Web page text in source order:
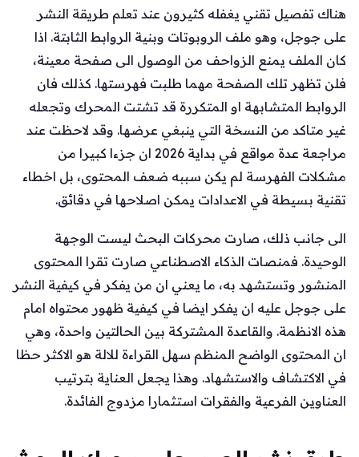
هناك تفصيل تقني يغفله كثيرون عند تعلم طريقة النشر
على جوجل، وهو ملف الروبوتات وبنية الروابط الثابتة. اذا
كان الملف يمنع الزواحف من الوصول الى صفحة معينة،
فلن تظهر تلك الصفحة مهما طلبت فهرستها. كذلك فان
الروابط المتشابهة او المتكررة قد تشتت المحرك وتجعله
غير متاكد من النسخة التي ينبغي عرضها. وقد لاحظت عند
مراجعة عدة مواقع في بداية 2026 ان جزءا كبيرا من
مشكلات الفهرسة لم يكن سببه ضعف المحتوى، بل اخطاء
تقنية بسيطة في الاعدادات يمكن اصلاحها في دقائق.
الى جانب ذلك، صارت محركات البحث ليست الوجهة
الوحيدة. فمنصات الذكاء الاصطناعي صارت تقرا المحتوى
المنشور وتستشهد به، ما يعني ان من يفكر في كيفية النشر
على جوجل عليه ان يفكر ايضا في كيفية ظهور محتواه امام
هذه الانظمة. والقاعدة المشتركة بين الحالتين واحدة، وهي
ان المحتوى الواضح المنظم سهل القراءة للالة هو الاكثر حظا
في الاكتشاف والاستشهاد. وهذا يجعل العناية بترتيب
العناوين الفرعية والفقرات استثمارا مزدوج الفائدة.